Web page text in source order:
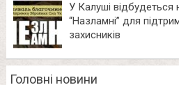
У Калуші відбудеться
“Назламні” для
захисників
Головні новини